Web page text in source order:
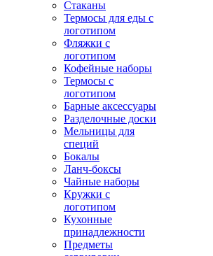
Стаканы
Термосы для еды с
логотипом
Фляжки с
логотипом
Кофейные наборы
Термосы с
логотипом
Барные аксессуары
Разделочные доски
Мельницы для
специй
Бокалы
Ланч-боксы
Чайные наборы
Кружки с
логотипом
Кухонные
принадлежности
Предметы